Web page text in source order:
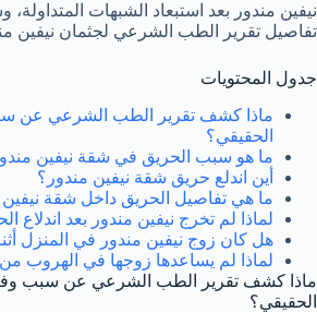
نيفين مندور بعد استبعاد الشبهات
تفاصيل تقرير الطب الشرعي لجثمان نيفين
جدول المحتويات
ماذا كشف تقرير الطب الشرعي عن
الحقيقي؟
ما هو سبب الحريق في شقة نيفين
أين اندلع حريق شقة نيفين مندور؟
ما هي تفاصيل الحريق داخل شقة
لماذا لم تخرج نيفين مندور بعد اندلاع
هل كان زوج نيفين مندور في المنزل
لماذا لم يساعدها زوجها في الهروب
ماذا كشف تقرير الطب الشرعي عن سبب
الحقيقي؟